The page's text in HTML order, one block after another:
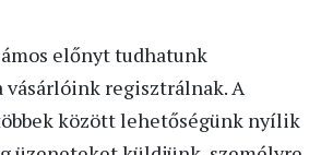
előnyt tudhatunk
vásárlóink regisztrálnak. A
között lehetőségünk nyílik